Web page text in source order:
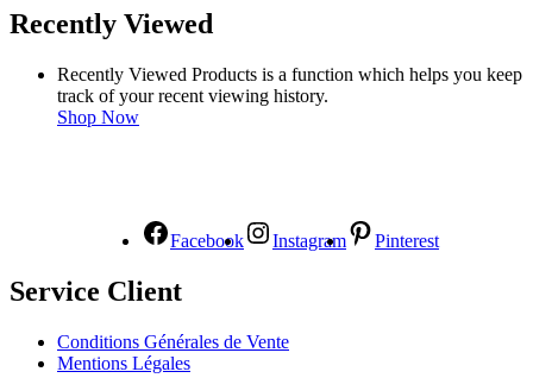
Recently Viewed
Recently Viewed Products is a function which helps you keep
track of your recent viewing history.
Shop Now
Facebook Instagram Pinterest
Service Client
Conditions Générales de Vente
Mentions Légales